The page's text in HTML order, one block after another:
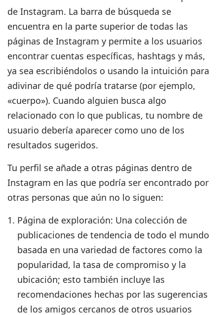
de Instagram. La barra de búsqueda se
encuentra en la parte superior de todas las
páginas de Instagram y permite a los usuarios
encontrar cuentas específicas, hashtags y más,
ya sea escribiéndolos o usando la intuición para
adivinar de qué podría tratarse (por ejemplo,
«cuerpo»). Cuando alguien busca algo
relacionado con lo que publicas, tu nombre de
usuario debería aparecer como uno de los
resultados sugeridos.
Tu perfil se añade a otras páginas dentro de
Instagram en las que podría ser encontrado por
otras personas que aún no lo siguen:
Página de exploración: Una colección de
publicaciones de tendencia de todo el mundo
basada en una variedad de factores como la
popularidad, la tasa de compromiso y la
ubicación; esto también incluye las
recomendaciones hechas por las sugerencias
de los amigos cercanos de otros usuarios